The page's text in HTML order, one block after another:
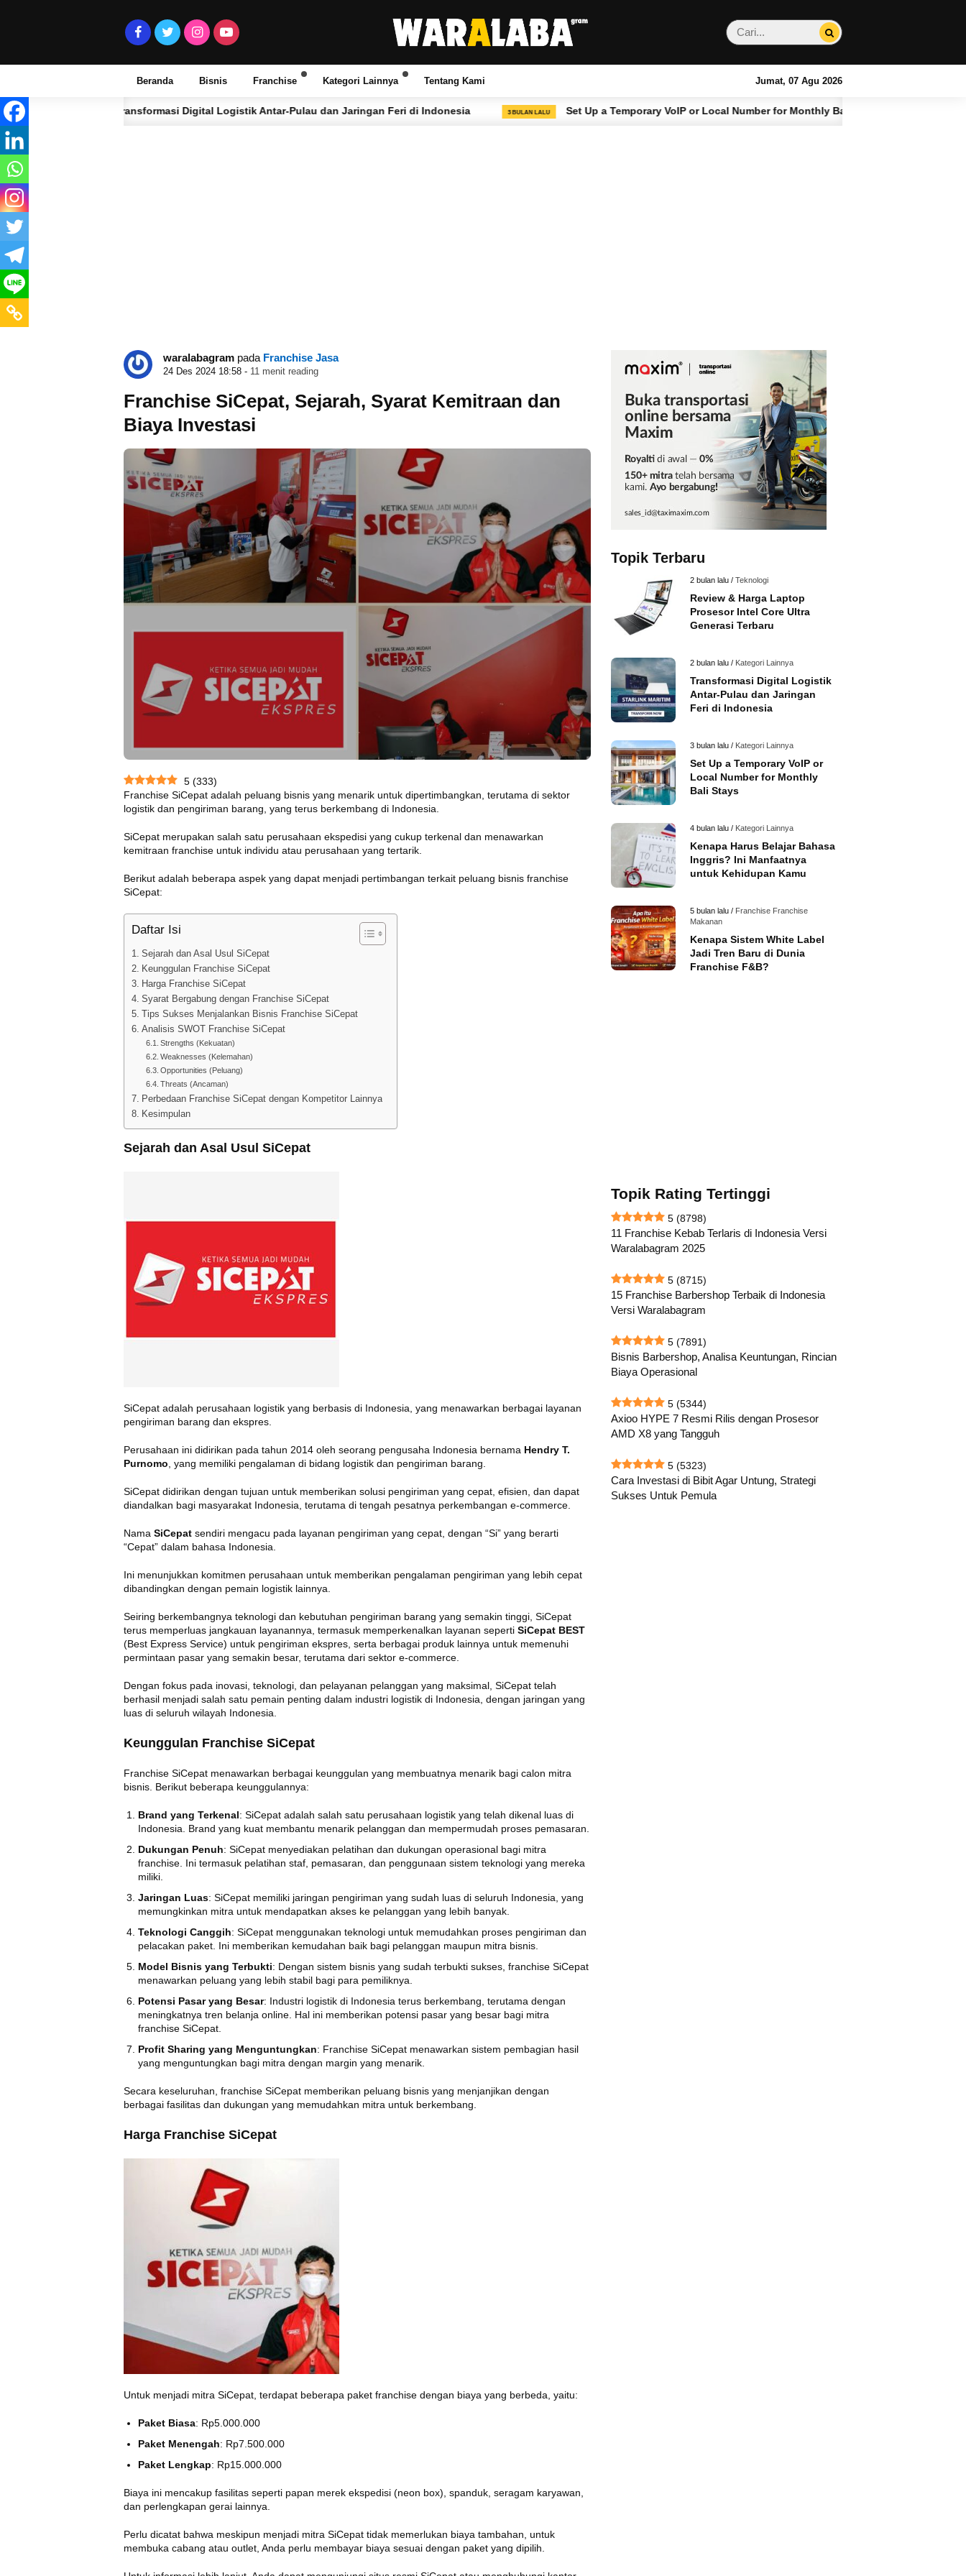
Beranda Bisnis Franchise Kategori Lainnya Tentang Kami Jumat, 07 Agu 2026
LALU Transformasi Digital Logistik Antar-Pulau dan Jaringan Feri di Indonesia 3 BULAN LALU Set Up a Temporary VoIP or Local Number for Monthly Bali Stays 4 BULAN LALU
waralabagram pada Franchise Jasa
24 Des 2024 18:58 - 11 menit reading
Franchise SiCepat, Sejarah, Syarat Kemitraan dan
Biaya Investasi
5 (333)
Franchise SiCepat adalah peluang bisnis yang menarik untuk dipertimbangkan, terutama di sektor
logistik dan pengiriman barang, yang terus berkembang di Indonesia.
SiCepat merupakan salah satu perusahaan ekspedisi yang cukup terkenal dan menawarkan
kemitraan franchise untuk individu atau perusahaan yang tertarik.
Berikut adalah beberapa aspek yang dapat menjadi pertimbangan terkait peluang bisnis franchise
SiCepat:
Daftar Isi
Sejarah dan Asal Usul SiCepat
Keunggulan Franchise SiCepat
Harga Franchise SiCepat
Syarat Bergabung dengan Franchise SiCepat
Tips Sukses Menjalankan Bisnis Franchise SiCepat
Analisis SWOT Franchise SiCepat
Strengths (Kekuatan)
Weaknesses (Kelemahan)
Opportunities (Peluang)
Threats (Ancaman)
Perbedaan Franchise SiCepat dengan Kompetitor Lainnya
Kesimpulan
Sejarah dan Asal Usul SiCepat
SiCepat adalah perusahaan logistik yang berbasis di Indonesia, yang menawarkan berbagai layanan
pengiriman barang dan ekspres.
Perusahaan ini didirikan pada tahun 2014 oleh seorang pengusaha Indonesia bernama Hendry T.
Purnomo , yang memiliki pengalaman di bidang logistik dan pengiriman barang.
SiCepat didirikan dengan tujuan untuk memberikan solusi pengiriman yang cepat, efisien, dan dapat
diandalkan bagi masyarakat Indonesia, terutama di tengah pesatnya perkembangan e-commerce.
Nama SiCepat sendiri mengacu pada layanan pengiriman yang cepat, dengan “Si” yang berarti
“Cepat” dalam bahasa Indonesia.
Ini menunjukkan komitmen perusahaan untuk memberikan pengalaman pengiriman yang lebih cepat
dibandingkan dengan pemain logistik lainnya.
Seiring berkembangnya teknologi dan kebutuhan pengiriman barang yang semakin tinggi, SiCepat
terus memperluas jangkauan layanannya, termasuk memperkenalkan layanan seperti SiCepat BEST
(Best Express Service) untuk pengiriman ekspres, serta berbagai produk lainnya untuk memenuhi
permintaan pasar yang semakin besar, terutama dari sektor e-commerce.
Dengan fokus pada inovasi, teknologi, dan pelayanan pelanggan yang maksimal, SiCepat telah
berhasil menjadi salah satu pemain penting dalam industri logistik di Indonesia, dengan jaringan yang
luas di seluruh wilayah Indonesia.
Keunggulan Franchise SiCepat
Franchise SiCepat menawarkan berbagai keunggulan yang membuatnya menarik bagi calon mitra
bisnis. Berikut beberapa keunggulannya:
Brand yang Terkenal: SiCepat adalah salah satu perusahaan logistik yang telah dikenal luas di
Indonesia. Brand yang kuat membantu menarik pelanggan dan mempermudah proses pemasaran.
Dukungan Penuh: SiCepat menyediakan pelatihan dan dukungan operasional bagi mitra
franchise. Ini termasuk pelatihan staf, pemasaran, dan penggunaan sistem teknologi yang mereka
miliki.
Jaringan Luas: SiCepat memiliki jaringan pengiriman yang sudah luas di seluruh Indonesia, yang
memungkinkan mitra untuk mendapatkan akses ke pelanggan yang lebih banyak.
Teknologi Canggih: SiCepat menggunakan teknologi untuk memudahkan proses pengiriman dan
pelacakan paket. Ini memberikan kemudahan baik bagi pelanggan maupun mitra bisnis.
Model Bisnis yang Terbukti: Dengan sistem bisnis yang sudah terbukti sukses, franchise SiCepat
menawarkan peluang yang lebih stabil bagi para pemiliknya.
Potensi Pasar yang Besar: Industri logistik di Indonesia terus berkembang, terutama dengan
meningkatnya tren belanja online. Hal ini memberikan potensi pasar yang besar bagi mitra
franchise SiCepat.
Profit Sharing yang Menguntungkan: Franchise SiCepat menawarkan sistem pembagian hasil
yang menguntungkan bagi mitra dengan margin yang menarik.
Secara keseluruhan, franchise SiCepat memberikan peluang bisnis yang menjanjikan dengan
berbagai fasilitas dan dukungan yang memudahkan mitra untuk berkembang.
Harga Franchise SiCepat
Untuk menjadi mitra SiCepat, terdapat beberapa paket franchise dengan biaya yang berbeda, yaitu:
Paket Biasa: Rp5.000.000
Paket Menengah: Rp7.500.000
Paket Lengkap: Rp15.000.000
Biaya ini mencakup fasilitas seperti papan merek ekspedisi (neon box), spanduk, seragam karyawan,
dan perlengkapan gerai lainnya.
Perlu dicatat bahwa meskipun menjadi mitra SiCepat tidak memerlukan biaya tambahan, untuk
membuka cabang atau outlet, Anda perlu membayar biaya sesuai dengan paket yang dipilih.
Topik Terbaru
2 bulan lalu / Teknologi
Review & Harga Laptop
Prosesor Intel Core Ultra
Generasi Terbaru
2 bulan lalu / Kategori Lainnya
Transformasi Digital Logistik
Antar-Pulau dan Jaringan
Feri di Indonesia
3 bulan lalu / Kategori Lainnya
Set Up a Temporary VoIP or
Local Number for Monthly
Bali Stays
4 bulan lalu / Kategori Lainnya
Kenapa Harus Belajar Bahasa
Inggris? Ini Manfaatnya
untuk Kehidupan Kamu
5 bulan lalu / Franchise Franchise
Makanan
Kenapa Sistem White Label
Jadi Tren Baru di Dunia
Franchise F&B?
Topik Rating Tertinggi
5 (8798)
11 Franchise Kebab Terlaris di Indonesia Versi
Waralabagram 2025
5 (8715)
15 Franchise Barbershop Terbaik di Indonesia
Versi Waralabagram
5 (7891)
Bisnis Barbershop, Analisa Keuntungan, Rincian
Biaya Operasional
5 (5344)
Axioo HYPE 7 Resmi Rilis dengan Prosesor
AMD X8 yang Tangguh
5 (5323)
Cara Investasi di Bibit Agar Untung, Strategi
Sukses Untuk Pemula